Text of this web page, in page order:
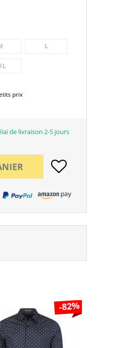
L
prix
de livraison 2-5 jours
-82%